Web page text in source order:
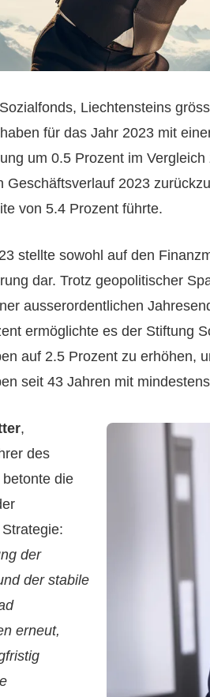
Liechtensteins
für das Jahr 2023 mit
um 0.5 Prozent im
Geschäftsverlauf 2023
von 5.4 Prozent führte.
stellte sowohl auf den
dar. Trotz geopolitischer
ausserordentlichen
ermöglichte es der Stiftung
auf 2.5 Prozent zu erhöhen,
seit 43 Jahren mit
,
des
die
der
der stabile
erneut,